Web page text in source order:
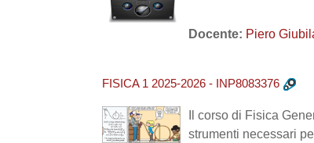
Docente: Piero
FISICA 1 2025-2026 - INP8083376
Il corso di Fisica
strumenti necessari